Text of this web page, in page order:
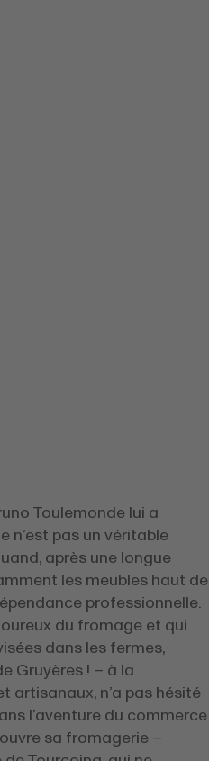
Toulemonde lui a
n’est pas un véritable
après une longue
les meubles haut de
professionnelle.
du fromage et qui
dans les fermes,
Gruyères ! – à la
artisanaux, n’a pas hésité
l’aventure du commerce
sa fromagerie –